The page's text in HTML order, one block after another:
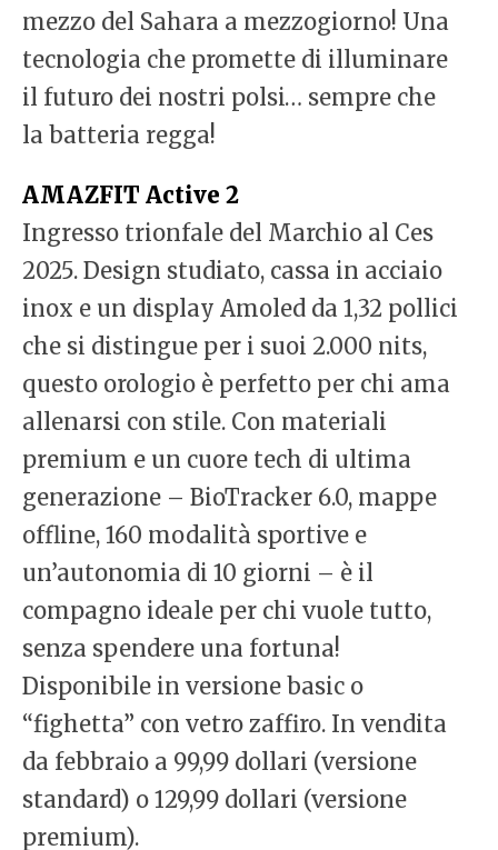
mezzo del Sahara a mezzogiorno! Una
tecnologia che promette di illuminare
il futuro dei nostri polsi… sempre che
la batteria regga!
AMAZFIT Active 2
Ingresso trionfale del Marchio al Ces
2025. Design studiato, cassa in acciaio
inox e un display Amoled da 1,32 pollici
che si distingue per i suoi 2.000 nits,
questo orologio è perfetto per chi ama
allenarsi con stile. Con materiali
premium e un cuore tech di ultima
generazione – BioTracker 6.0, mappe
offline, 160 modalità sportive e
un’autonomia di 10 giorni – è il
compagno ideale per chi vuole tutto,
senza spendere una fortuna!
Disponibile in versione basic o
“fighetta” con vetro zaffiro. In vendita
da febbraio a 99,99 dollari (versione
standard) o 129,99 dollari (versione
premium).